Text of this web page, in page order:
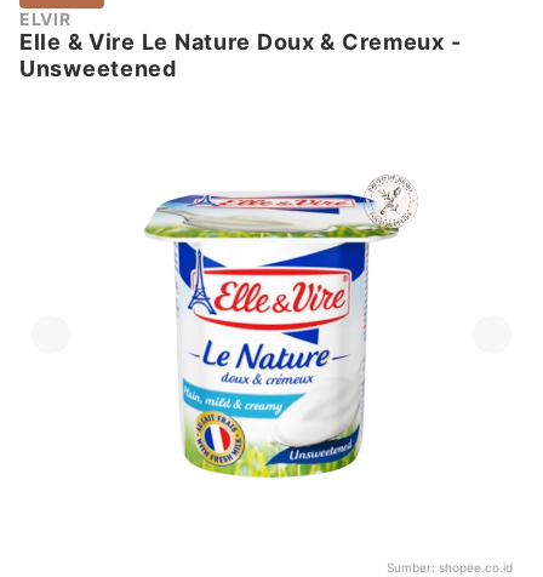
ELVIR
Elle & Vire Le Nature Doux & Cremeux -
Unsweetened
Sumber: shopee.co.id